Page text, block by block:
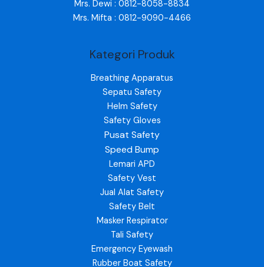
Mrs. Dewi : 0812-8058-8834
Mrs. Mifta : 0812-9090-4466
Kategori Produk
Breathing Apparatus
Sepatu Safety
Helm Safety
Safety Gloves
Pusat Safety
Speed Bump
Lemari APD
Safety Vest
Jual Alat Safety
Safety Belt
Masker Respirator
Tali Safety
Emergency Eyewash
Rubber Boat Safety